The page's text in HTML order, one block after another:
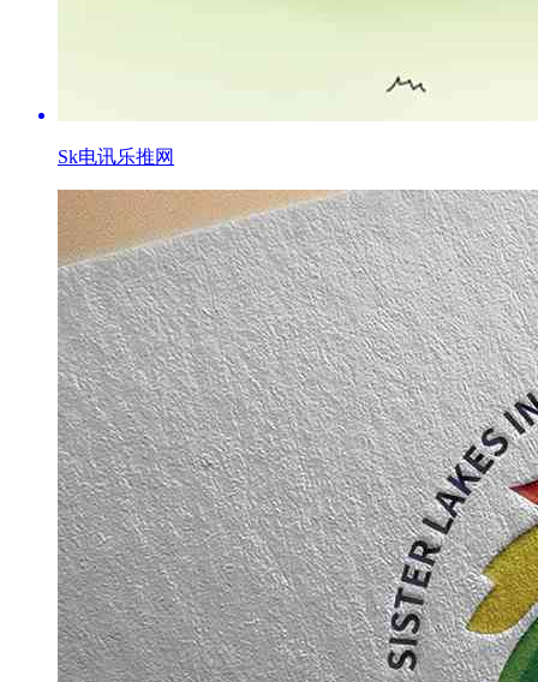
Sk电讯乐推网